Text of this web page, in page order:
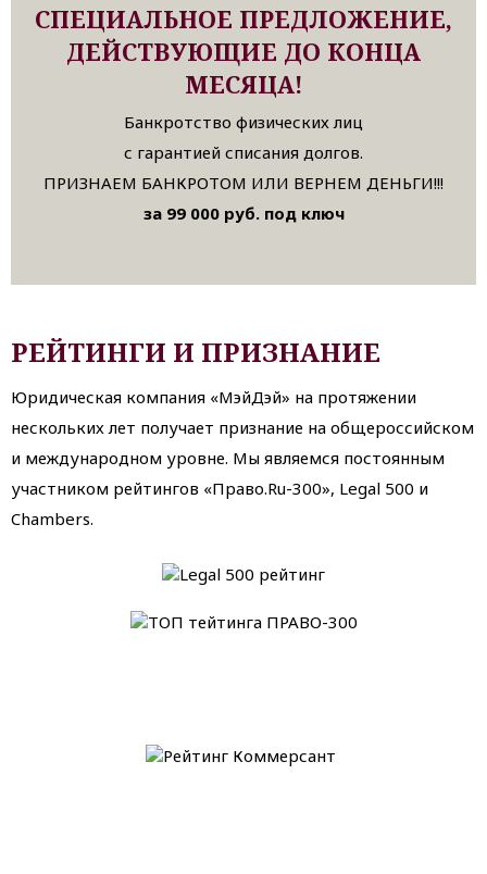
СПЕЦИАЛЬНОЕ ПРЕДЛОЖЕНИЕ,
ДЕЙСТВУЮЩИЕ ДО КОНЦА
МЕСЯЦА!
Банкротство физических лиц
с гарантией списания долгов.
ПРИЗНАЕМ БАНКРОТОМ ИЛИ ВЕРНЕМ ДЕНЬГИ!!!
за 99 000 руб. под ключ
РЕЙТИНГИ И ПРИЗНАНИЕ
Юридическая компания «МэйДэй» на протяжении
нескольких лет получает признание на общероссийском
и международном уровне. Мы являемся постоянным
участником рейтингов «Право.Ru-300», Legal 500 и
Chambers.